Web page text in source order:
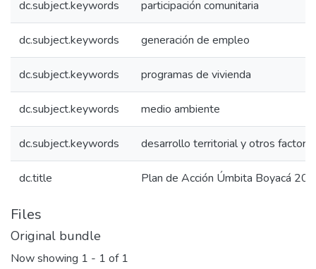
dc.subject.keywords participación comunitaria
dc.subject.keywords generación de empleo
dc.subject.keywords programas de vivienda
dc.subject.keywords medio ambiente
dc.subject.keywords desarrollo territorial y otros
dc.title Plan de Acción Úmbita Boyacá
Files
Original bundle
Now showing 1 - 1 of 1